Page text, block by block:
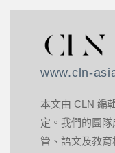
www.cln-
本文由 CLN 編
定。我們的團
管、語文及教